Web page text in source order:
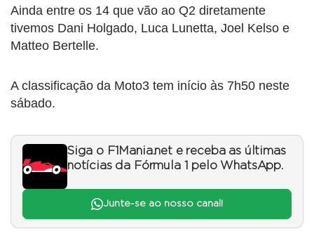
Ainda entre os 14 que vão ao Q2 diretamente
tivemos Dani Holgado, Luca Lunetta, Joel Kelso e
Matteo Bertelle.
A classificação da Moto3 tem início às 7h50 neste
sábado.
Siga o F1Mania.net e receba as últimas
notícias da Fórmula 1 pelo WhatsApp.
Junte-se ao nosso canal!